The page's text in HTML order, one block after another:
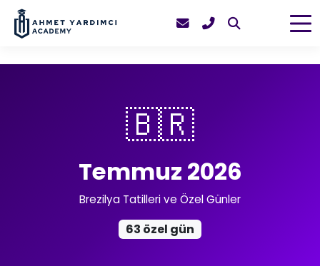
🇧🇷
Temmuz 2026
Brezilya Tatilleri ve Özel Günler
63 özel gün